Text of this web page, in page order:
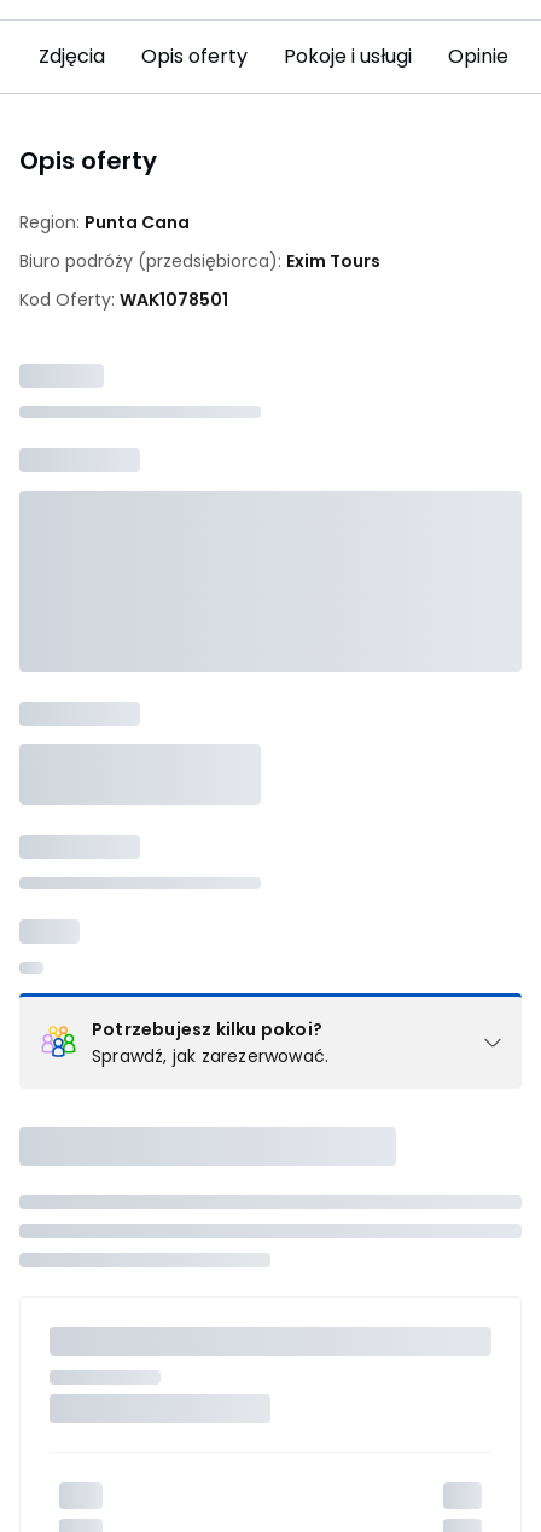
Zdjęcia Opis oferty Pokoje i usługi Opinie (1)
Opis oferty
Region: Punta Cana
Biuro podróży (przedsiębiorca): Exim Tours
Kod Oferty: WAK1078501
Potrzebujesz kilku pokoi?
Sprawdź, jak zarezerwować.
pokoju (lub apartamencie, willi itd.). Wybierz jedną z ofert z listy
i zarezerwuj ją. Zrób oddzielne rezerwacje dla każdego
kolejnego pokoju lubskontaktuj się z nami,by złożyć
zamówienie u naszego doradcy.
Maksymalna liczba uczestników
maksymalny limit dla 1 pokoju.